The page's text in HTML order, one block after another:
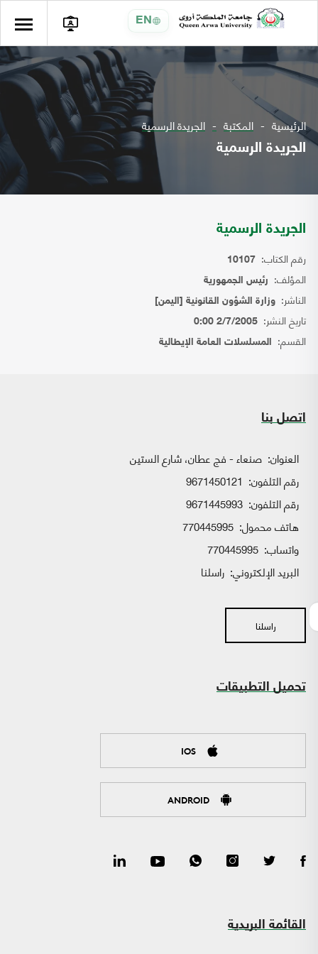
EN
الرئيسية المكتبة الجريدة الرسمية
الجريدة الرسمية
الجريدة الرسمية
رقم الكتاب: 10107
المؤلف: رئيس الجمهورية
الناشر: وزارة الشؤون القانونية [اليمن]
تاريخ النشر: 2/7/2005 0:00
القسم: المسلسلات العامة الإيطالية
اتصل بنا
العنوان: صنعاء - فج عطان، شارع الستين
رقم التلفون: 9671450121
رقم التلفون: 9671445993
هاتف محمول: 770445995
واتساب:
البريد الإلكتروني: راسلنا
راسلنا
تحميل التطبيقات
IOS
ANDROID
القائمة البريدية